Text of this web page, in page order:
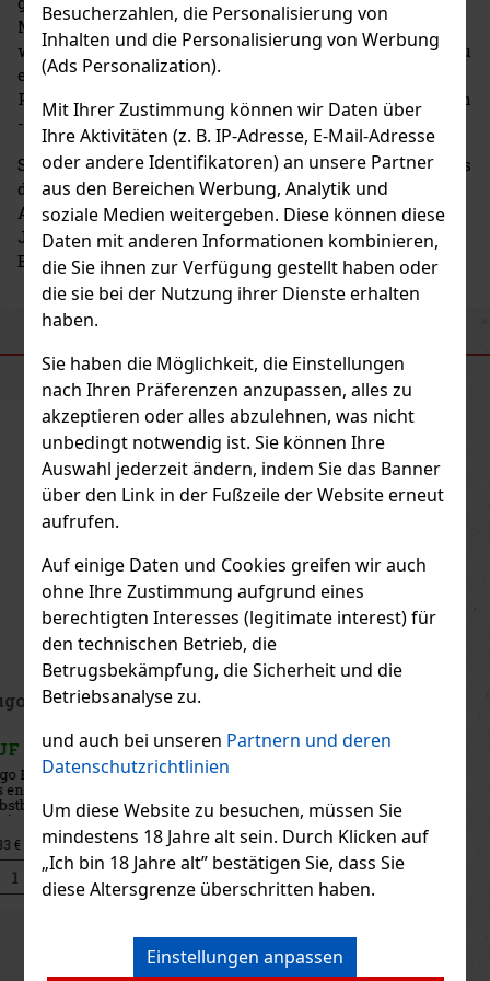
Besucherzahlen, die Personalisierung von
Inhalten und die Personalisierung von Werbung
(Ads Personalization).
Mit Ihrer Zustimmung können wir Daten über
Ihre Aktivitäten (z. B. IP-Adresse, E-Mail-Adresse
oder andere Identifikatoren) an unsere Partner
aus den Bereichen Werbung, Analytik und
soziale Medien weitergeben. Diese können diese
Daten mit anderen Informationen kombinieren,
die Sie ihnen zur Verfügung gestellt haben oder
die sie bei der Nutzung ihrer Dienste erhalten
haben.
Sie haben die Möglichkeit, die Einstellungen
nach Ihren Präferenzen anzupassen, alles zu
akzeptieren oder alles abzulehnen, was nicht
unbedingt notwendig ist. Sie können Ihre
Auswahl jederzeit ändern, indem Sie das Banner
über den Link in der Fußzeile der Website erneut
aufrufen.
Auf einige Daten und Cookies greifen wir auch
ohne Ihre Zustimmung aufgrund eines
berechtigten Interesses (legitimate interest) für
den technischen Betrieb, die
Betrugsbekämpfung, die Sicherheit und die
Betriebsanalyse zu.
und auch bei unseren Partnern und deren
Datenschutzrichtlinien
Um diese Website zu besuchen, müssen Sie
mindestens 18 Jahre alt sein. Durch Klicken auf
„Ich bin 18 Jahre alt” bestätigen Sie, dass Sie
diese Altersgrenze überschritten haben.
Einstellungen anpassen
Modeindustrie als Herrenausstatter. Von Anfang an
war es sein Ziel, elegante, klare und zeitlose Linien zu
entwerfen, die Stil mit Komfort verbinden. Diese
Philosophie wurde schnell zu seinem Markenzeichen
- und das nicht nur in der Mode.
Sein Einstieg in die Welt der Parfums erfolgte 1981, als
der erste Armani-Damenduft auf den Markt kam.
Armani Eau Pour Homme für Männer folgte einige
Jahre später und definierte die moderne maskuline
Eleganz.
ÄHNLICHE PRODUKTE
Iceberg Change the Flow EdT 100 ml
AUF LAGER (> 5 st)
Iceberg Change The Flow ist ein modernes Eau de Toilette für
Männer, die sich nicht scheuen, ihren eigenen Weg zu gehen. Der
Duft verkörpert Mut, Energie und den Wunsch, etablierte Regeln zu
brechen. Er ist dynamisch, kontrastreich und voller Charakt
23.48€ ohne VAT 28.41 €
Bestellen
PreviousNext